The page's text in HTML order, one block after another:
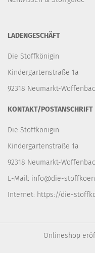
LADENGESCHÄFT
Die Stoffkönigin
Kindergartenstraße 1a
92318 Neumarkt-
KONTAKT/POSTANSCHRIFT
Die Stoffkönigin
Kindergartenstraße 1a
92318 Neumarkt-
E-Mail: info@die-
Internet: https://die-
Onlineshop